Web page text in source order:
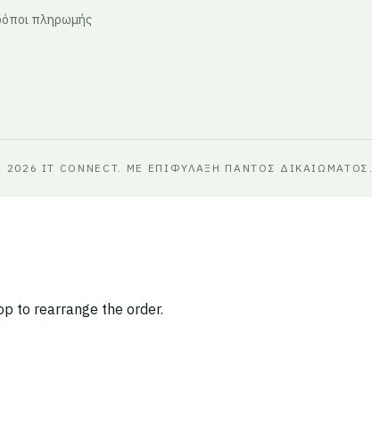
πληρωμής
2026 IT CONNECT. ΜΕ ΕΠΙΦΎΛΑΞΗ ΠΑΝΤΌΣ ΔΙΚΑΙΏΜΑΤΟΣ.
to rearrange the order.